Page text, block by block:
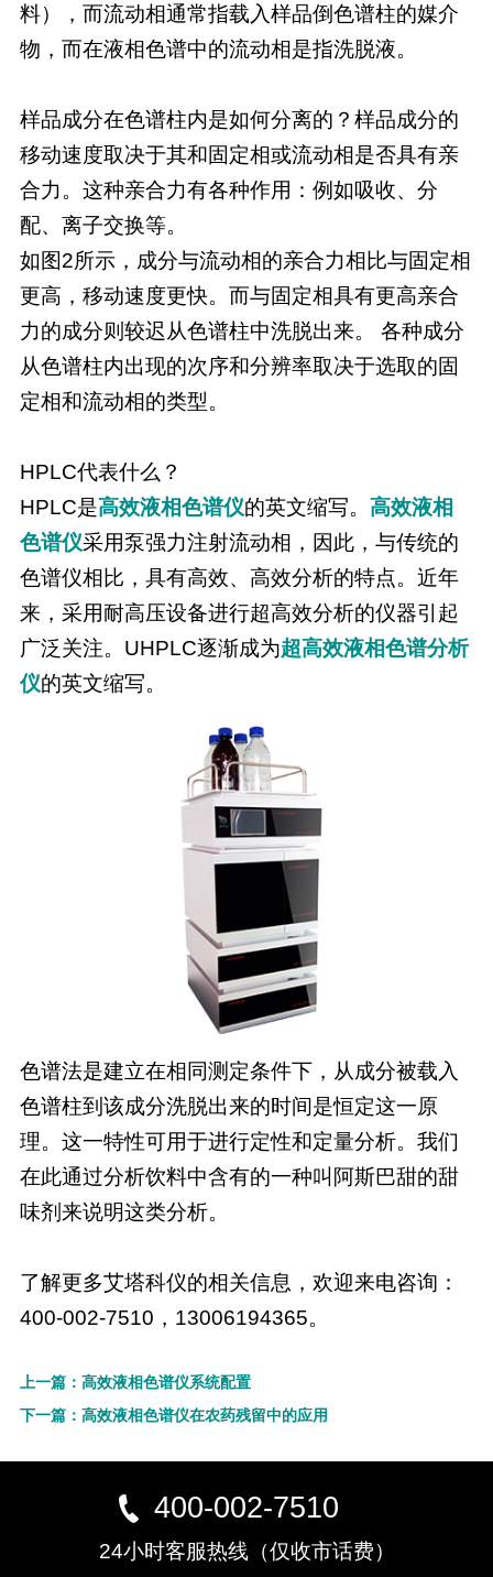
料），而流动相通常指载入样品倒色谱柱的媒介
物，而在液相色谱中的流动相是指洗脱液。
样品成分在色谱柱内是如何分离的？样品成分的
移动速度取决于其和固定相或流动相是否具有亲
合力。这种亲合力有各种作用：例如吸收、分
配、离子交换等。
如图2所示，成分与流动相的亲合力相比与固定相
更高，移动速度更快。而与固定相具有更高亲合
力的成分则较迟从色谱柱中洗脱出来。 各种成分
从色谱柱内出现的次序和分辨率取决于选取的固
定相和流动相的类型。
HPLC代表什么？
HPLC是高效液相色谱仪的英文缩写。 高效液相
色谱仪采用泵强力注射流动相，因此，与传统的
色谱仪相比，具有高效、高效分析的特点。近年
来，采用耐高压设备进行超高效分析的仪器引起
广泛关注。UHPLC逐渐成为超高效液相色谱分析
仪的英文缩写。
色谱法是建立在相同测定条件下，从成分被载入
色谱柱到该成分洗脱出来的时间是恒定这一原
理。这一特性可用于进行定性和定量分析。我们
在此通过分析饮料中含有的一种叫阿斯巴甜的甜
味剂来说明这类分析。
了解更多艾塔科仪的相关信息，欢迎来电咨询：
400-002-7510，13006194365。
上一篇：高效液相色谱仪系统配置
下一篇：高效液相色谱仪在农药残留中的应用
400-002-7510
24小时客服热线（仅收市话费）